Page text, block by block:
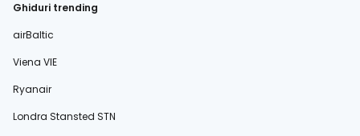
Ghiduri trending
airBaltic
Viena VIE
Ryanair
Londra Stansted STN